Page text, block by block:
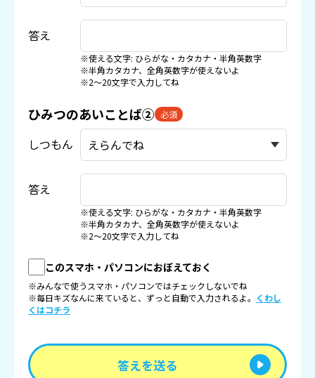
答え
※使える文字: ひらがな・カタカナ・半角英数字
※半角カタカナ、全角英数字が使えないよ
※2〜20文字で入力してね
ひみつのあいことば② 必須
しつもん
答え
※使える文字: ひらがな・カタカナ・半角英数字
※半角カタカナ、全角英数字が使えないよ
※2〜20文字で入力してね
このスマホ・パソコンにおぼえておく
※みんなで使うスマホ・パソコンではチェックしないでね
※毎日キズなんに来ていると、ずっと自動で入力されるよ。 くわし
くはコチラ
答えを送る